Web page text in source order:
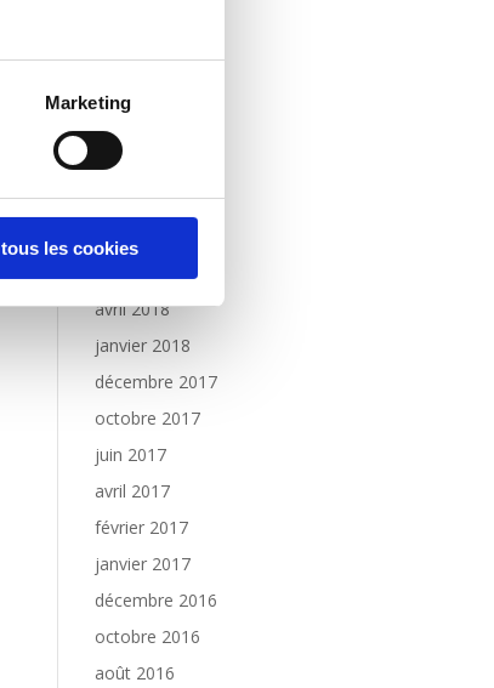
Marketing
les cookies
avril 2019
janvier 2019
décembre 2018
novembre 2018
octobre 2018
juillet 2018
avril 2018
janvier 2018
décembre 2017
octobre 2017
juin 2017
avril 2017
février 2017
janvier 2017
décembre 2016
octobre 2016
août 2016